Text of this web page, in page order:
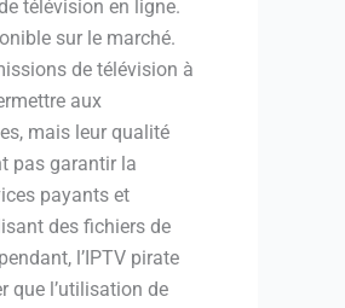
télévision en ligne.
sur le marché.
de télévision à
aux
mais leur qualité
pas garantir la
payants et
des fichiers de
l’IPTV pirate
que l’utilisation de